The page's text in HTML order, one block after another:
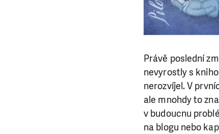
Právě poslední
nevyrostly s
nerozvíjel. V
ale mnohdy to
v budoucnu
na blogu nebo